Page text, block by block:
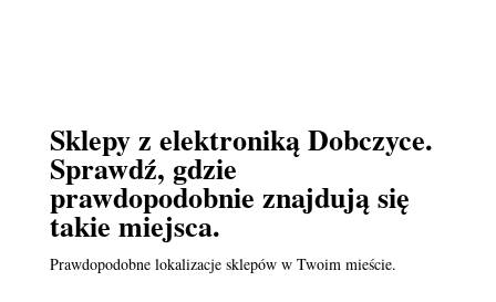
Sklepy z elektroniką Dobczyce.
Sprawdź, gdzie
prawdopodobnie znajdują się
takie miejsca.
Prawdopodobne lokalizacje sklepów w Twoim mieście.